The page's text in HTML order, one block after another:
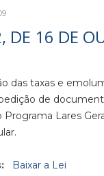
DE 16 DE
das taxas e
de
Programa Lares
Baixar a Lei